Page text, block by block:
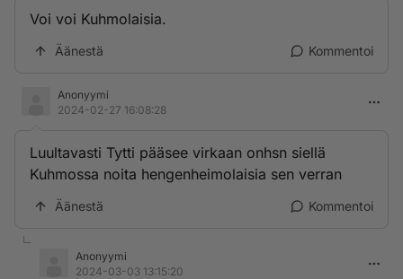
Voi voi Kuhmolaisia.
Äänestä Kommentoi
Anonyymi
2024-02-27 16:08:28
Luultavasti Tytti pääsee virkaan onhsn siellä
Kuhmossa noita hengenheimolaisia sen verran
Äänestä Kommentoi
Anonyymi
2024-03-03 13:15:20